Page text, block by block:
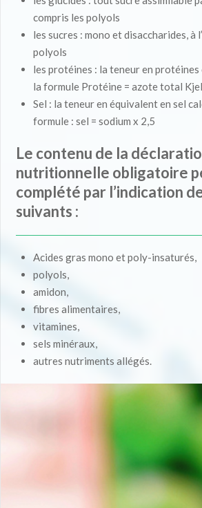
compris les polyols
les sucres : mono et disaccharides, à
polyols
les protéines : la teneur en protéines
la formule Protéine = azote total
Sel : la teneur en équivalent en sel
formule : sel = sodium x 2,5
Le contenu de la
nutritionnelle obligatoire
complété par l’indication
suivants :
Acides gras mono et poly-insaturés,
polyols,
amidon,
fibres alimentaires,
vitamines,
sels minéraux,
autres nutriments allégés.